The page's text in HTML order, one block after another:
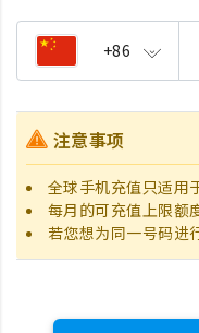
+86
注意事项
全球手机充值只适用
每月的可充值上限额
若您想为同一号码进